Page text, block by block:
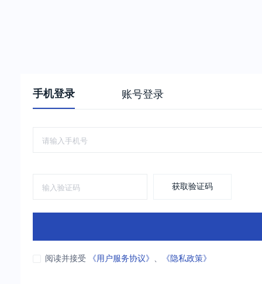
手机登录 账号登录
获取验证码
阅读并接受 《用户服务协议》 、 《隐私政策》